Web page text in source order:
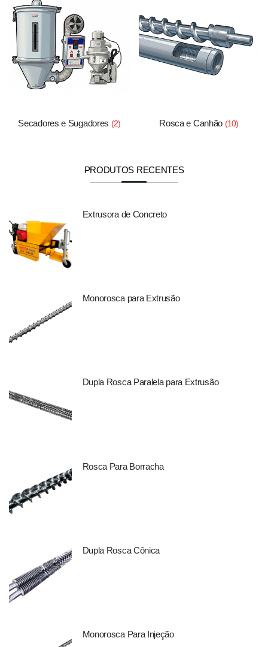
Secadores e Sugadores (2) Rosca e Canhão (10)
PRODUTOS RECENTES
Extrusora de Concreto
Monorosca para Extrusão
Dupla Rosca Paralela para Extrusão
Rosca Para Borracha
Dupla Rosca Cônica
Monorosca Para Injeção